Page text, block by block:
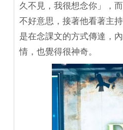
久不見，我很想念你」，
不好意思，接著他看著主
是在念課文的方式傳達，
情，也覺得很神奇。